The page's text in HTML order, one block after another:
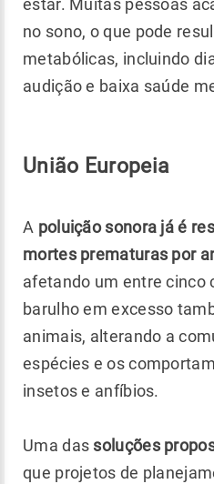
estar. Muitas pessoas
no sono, o que pode
metabólicas, incluindo
audição e baixa saúde
União Europeia
A poluição sonora já é
mortes prematuras por
afetando um entre cinco
barulho em excesso
animais, alterando a
espécies e os
insetos e anfíbios.
Uma das soluções
que projetos de